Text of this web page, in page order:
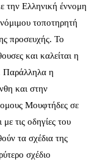
την Ελληνική έννομη
τοποτηρητή
προσευχής. Το
και καλείται η
Παράλληλα η
και στην
Μουφτήδες σε
τις οδηγίες του
τα σχέδια της
σχέδιο